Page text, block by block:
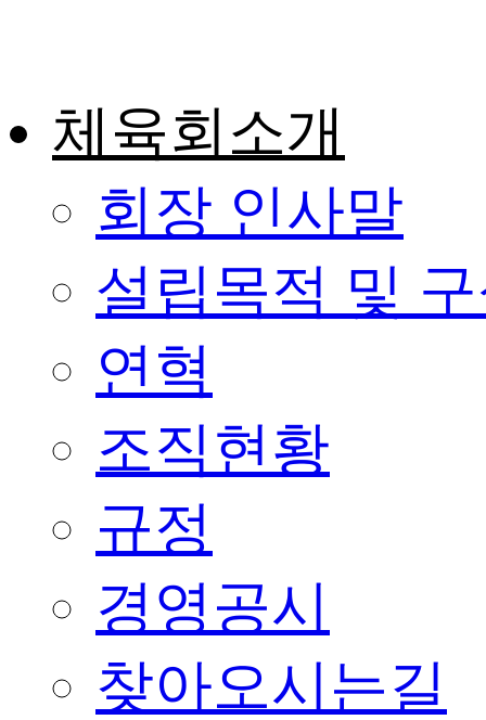
너
체육회소개
회장 인사말
설립목적 및
연혁
조직현황
규정
경영공시
찾아오시는길